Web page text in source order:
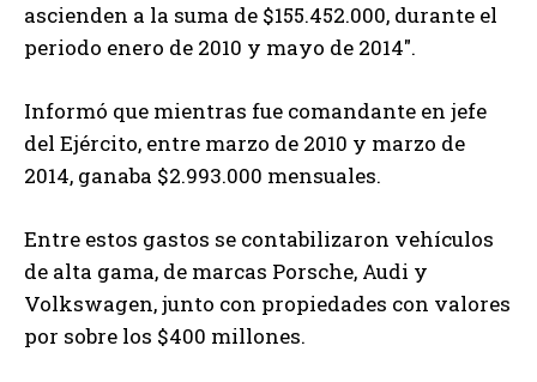
ascienden a la suma de $155.452.000, durante el
periodo enero de 2010 y mayo de 2014″.
Informó que mientras fue comandante en jefe
del Ejército, entre marzo de 2010 y marzo de
2014, ganaba $2.993.000 mensuales.
Entre estos gastos se contabilizaron vehículos
de alta gama, de marcas Porsche, Audi y
Volkswagen, junto con propiedades con valores
por sobre los $400 millones.